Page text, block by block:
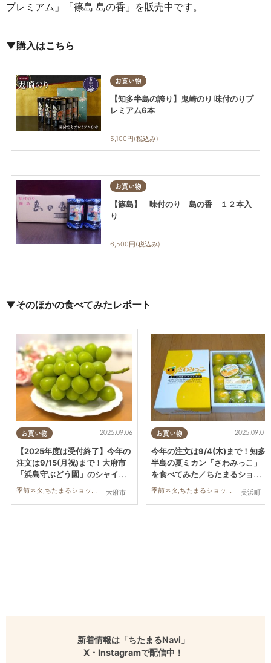
プレミアム」「篠島 島の香」を販売中です。
▼購入はこちら
お買い物
【知多半島の誇り】鬼崎のり 味付のりプ
レミアム6本
5,100円(税込み)
お買い物
【篠島】 味付のり 島の香 １２本入
り
6,500円(税込み)
▼そのほかの食べてみたレポート
お買い物
大府市
2025.09.06
【2025年度は受付終了】今年の
注文は9/15(月祝)まで！大府市
「浜島守ぶどう園」のシャイン
マスカットを食べてみた／ちた
まるショッピング
季節ネタ,ちたまるショッピング,行ってみたレポ
お買い物
美浜町
2025.09.01
今年の注文は9/4(木)まで！知多
半島の夏ミカン「さわみっこ」
を食べてみた／ちたまるショッ
ピング
季節ネタ,ちたまるショッピング,行ってみたレポ
新着情報は「ちたまるNavi」
X・Instagramで配信中！